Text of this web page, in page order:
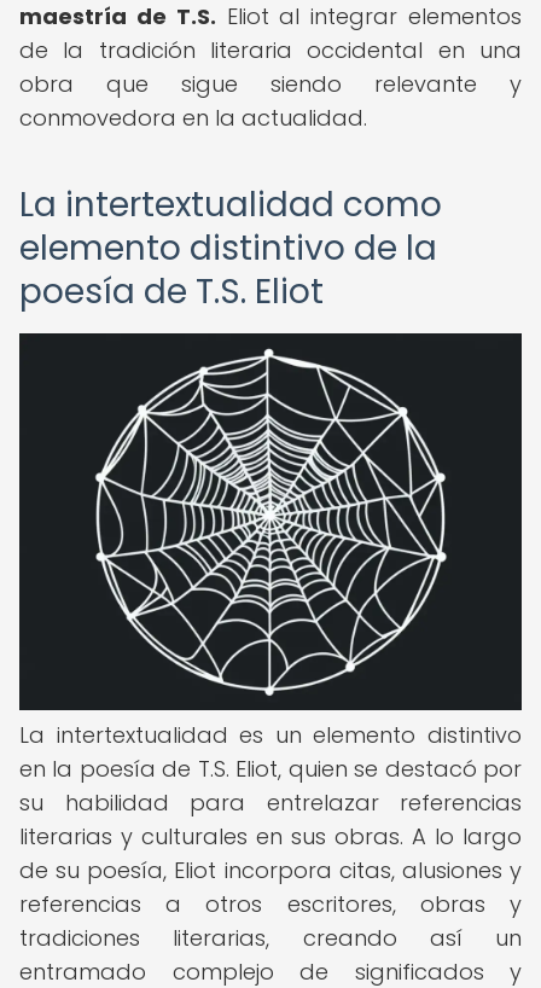
maestría de T.S. Eliot al integrar elementos
de la tradición literaria occidental en una
obra que sigue siendo relevante y
conmovedora en la actualidad.
La intertextualidad como
elemento distintivo de la
poesía de T.S. Eliot
La intertextualidad es un elemento distintivo
en la poesía de T.S. Eliot, quien se destacó por
su habilidad para entrelazar referencias
literarias y culturales en sus obras. A lo largo
de su poesía, Eliot incorpora citas, alusiones y
referencias a otros escritores, obras y
tradiciones literarias, creando así un
entramado complejo de significados y